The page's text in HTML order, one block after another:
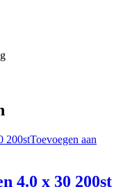
Toevoegen aan
4.0 x 30 200st